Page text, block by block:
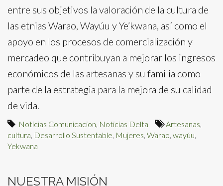
entre sus objetivos la valoración de la cultura de
las etnias Warao, Wayúu y Ye’kwana, así como el
apoyo en los procesos de comercialización y
mercadeo que contribuyan a mejorar los ingresos
económicos de las artesanas y su familia como
parte de la estrategia para la mejora de su calidad
de vida.
Noticias Comunicacion, Noticias Delta Artesanas,
cultura, Desarrollo Sustentable, Mujeres, Warao, wayúu,
Yekwana
NUESTRA MISIÓN